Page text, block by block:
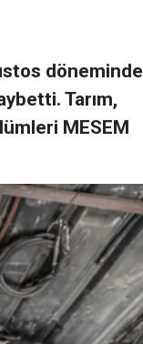
döneminde
Tarım,
MESEM